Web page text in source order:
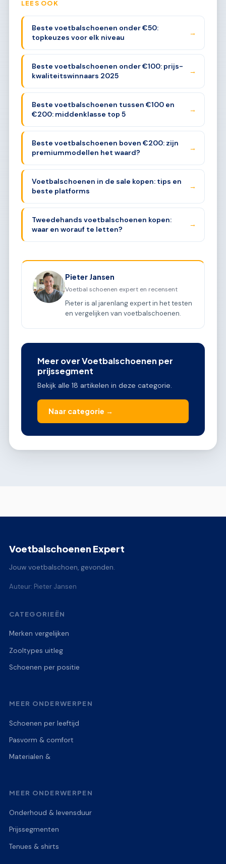
LEES OOK
Beste voetbalschoenen onder €50:
topkeuzes voor elk niveau
→
Beste voetbalschoenen onder €100: prijs-
kwaliteitswinnaars 2025
→
Beste voetbalschoenen tussen €100 en
€200: middenklasse top 5
→
Beste voetbalschoenen boven €200: zijn
premiummodellen het waard?
→
Voetbalschoenen in de sale kopen: tips en
beste platforms
→
Tweedehands voetbalschoenen kopen:
waar en worauf te letten?
→
Pieter Jansen
Voetbal schoenen expert en recensent
Pieter is al jarenlang expert in het testen
en vergelijken van voetbalschoenen.
Meer over Voetbalschoenen per
prijssegment
Bekijk alle 18 artikelen in deze categorie.
Naar categorie →
Voetbalschoenen Expert
Jouw voetbalschoen, gevonden.
Auteur: Pieter Jansen
CATEGORIEËN
Merken vergelijken
Zooltypes uitleg
Schoenen per positie
MEER ONDERWERPEN
Schoenen per leeftijd
Pasvorm & comfort
Materialen &
MEER ONDERWERPEN
Onderhoud & levensduur
Prijssegmenten
Tenues & shirts